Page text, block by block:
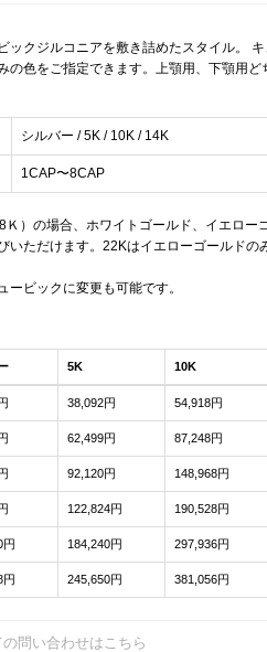
ックジルコニアを敷き詰めたスタイル。
の色をご指定できます。上顎用、下顎用ど
シルバー / 5K / 10K / 14K
1CAP〜8CAP
）の場合、ホワイトゴールド、イエロー
いただけます。22Kはイエローゴールドの
ビックに変更も可能です。
5K 10K
38,092円 54,918円
62,499円 87,248円
92,120円 148,968円
122,824円 190,528円
円 184,240円 297,936円
円 245,650円 381,056円
問い合わせはこちら